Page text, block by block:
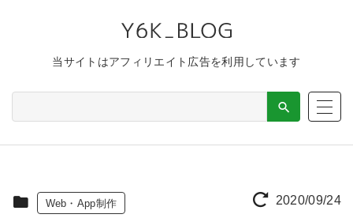
当サイトはアフィリエイト広告を利用しています
2020/09/24
Web・App制作